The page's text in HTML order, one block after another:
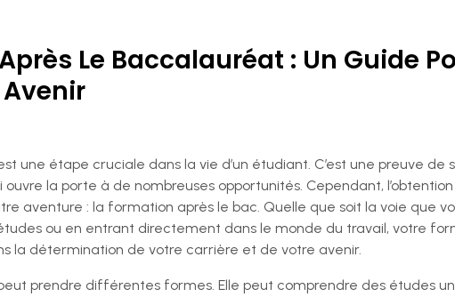
Le Baccalauréat : Un Guide
une étape cruciale dans la vie d’un étudiant. C’est une preuve de
la porte à de nombreuses opportunités. Cependant,
aventure : la formation après le bac. Quelle que soit la voie que
ou en entrant directement dans le monde du travail, votre
la détermination de votre carrière et de votre avenir.
prendre différentes formes. Elle peut comprendre des études